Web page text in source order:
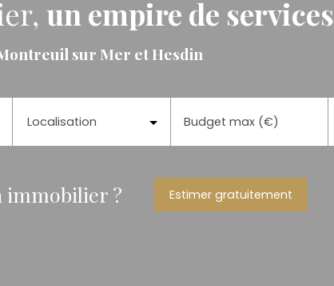
un empire de services
sur Mer et Hesdin
Localisation Budget max (€)
immobilier ? Estimer gratuitement